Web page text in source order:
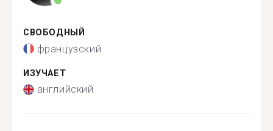
СВОБОДНЫЙ
французский
ИЗУЧАЕТ
английский